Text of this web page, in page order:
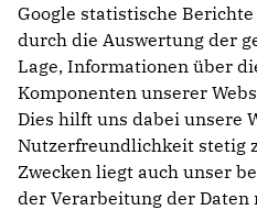
Google statistische
durch die Auswertung der
Lage, Informationen über
Komponenten unserer
Dies hilft uns dabei unsere
Nutzerfreundlichkeit stetig
Zwecken liegt auch unser
der Verarbeitung der Daten